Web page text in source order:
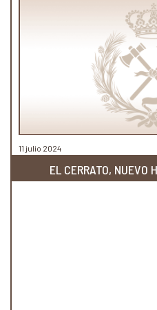
11 julio 2024
EL CERRATO, NUEVO